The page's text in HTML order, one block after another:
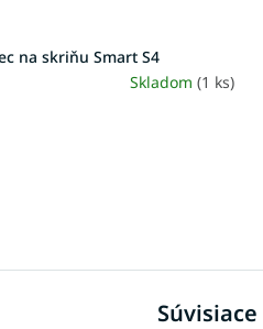
na skriňu Smart S4
Skladom(1 ks)